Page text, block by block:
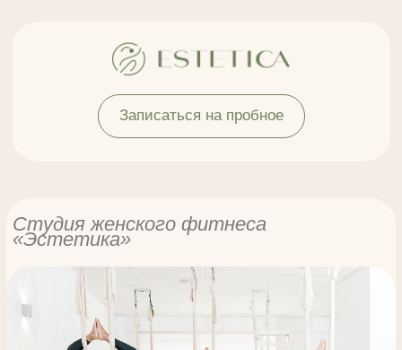
Преимущества